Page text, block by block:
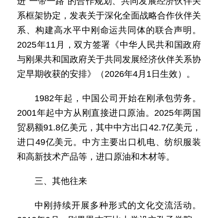
系框架协定，发表关于深化全面战略合作伙伴关
系、构建高水平中刚命运共同体的联合声明。
2025年11月，双方签署《中华人民共和国政府
与刚果共和国政府关于共同发展经济伙伴关系协
定早期收获的安排》（2026年4月1日生效）。
1982年起，中国公司开始在刚承包劳务。
2001年起中方从刚直接进口原油。2025年两国
贸易额91.8亿美元，其中中方出口42.7亿美元，
进口49亿美元。中方主要出口机电、纺织服装
和高新技术产品等，进口原油和木材等。
三、其他往来
中刚持续开展多种形式的文化交流活动。